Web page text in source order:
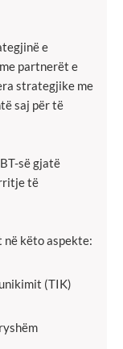
e
partnerët e
strategjike me
saj për të
së gjatë
të
këto aspekte:
(TIK)